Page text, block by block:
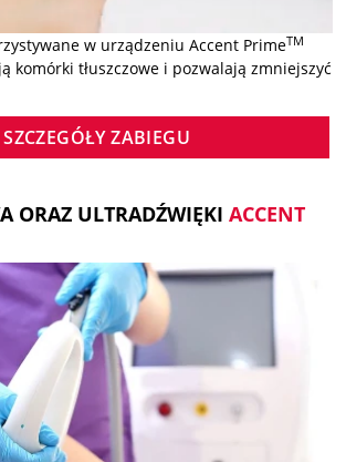
w urządzeniu Accent PrimeTM
komórki tłuszczowe i pozwalają zmniejszyć
SZCZEGÓŁY ZABIEGU
ORAZ ULTRADŹWIĘKI ACCENT